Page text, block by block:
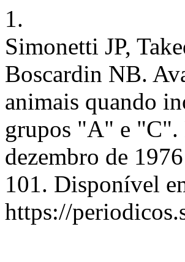
1.
Simonetti JP,
Boscardin NB.
animais quando
grupos "A" e "C".
dezembro de
101. Disponível
https://